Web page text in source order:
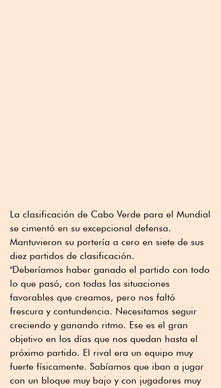
La clasificación de Cabo Verde para el Mundial
se cimentó en su excepcional defensa.
Mantuvieron su portería a cero en siete de sus
diez partidos de clasificación.
"Deberíamos haber ganado el partido con todo
lo que pasó, con todas las situaciones
favorables que creamos, pero nos faltó
frescura y contundencia. Necesitamos seguir
creciendo y ganando ritmo. Ese es el gran
objetivo en los días que nos quedan hasta el
próximo partido. El rival era un equipo muy
fuerte físicamente. Sabíamos que iban a jugar
con un bloque muy bajo y con jugadores muy